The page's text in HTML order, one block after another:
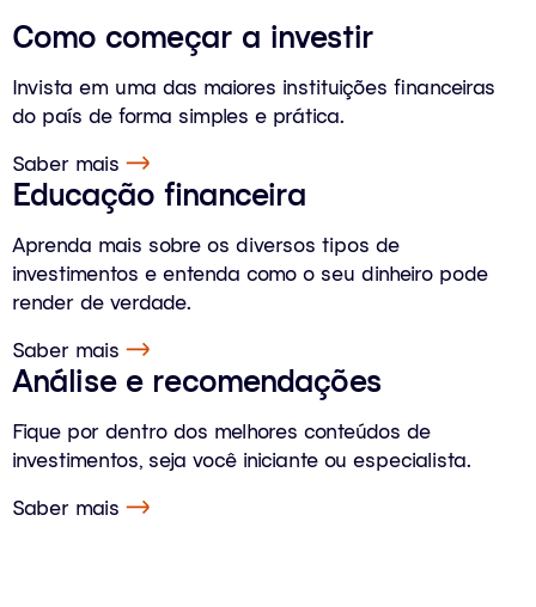
Como começar a investir
Invista em uma das maiores instituições financeiras
do país de forma simples e prática.
Saber mais
Educação financeira
Aprenda mais sobre os diversos tipos de
investimentos e entenda como o seu dinheiro pode
render de verdade.
Saber mais
Análise e recomendações
Fique por dentro dos melhores conteúdos de
investimentos, seja você iniciante ou especialista.
Saber mais